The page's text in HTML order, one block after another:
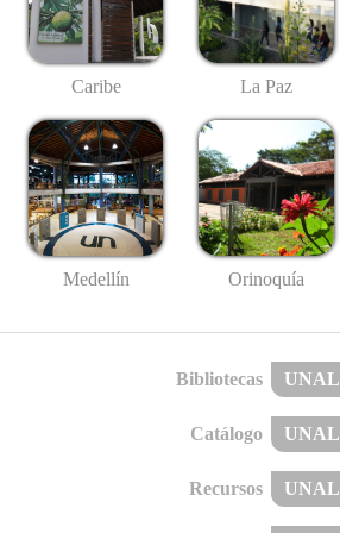
Caribe La Paz
Medellín Orinoquía
Bibliotecas UNAL
Catálogo UNAL
Recursos UNAL